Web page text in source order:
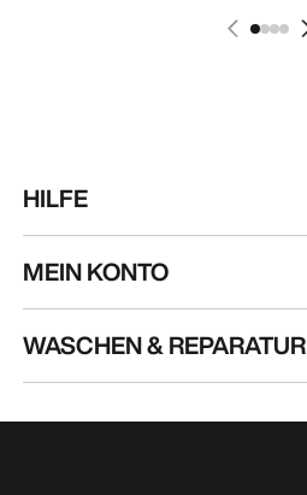
HILFE
MEIN KONTO
WASCHEN & REPARATUR